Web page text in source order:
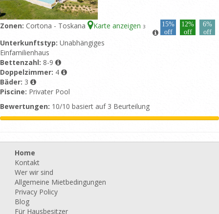
Zonen: Cortona - Toskana Karte anzeigen 3
15%
off
12%
off
6%
off
Unterkunftstyp: Unabhängiges
Einfamilienhaus
Bettenzahl: 8-9
Doppelzimmer: 4
Bäder: 3
Piscine: Privater Pool
Bewertungen: 10/10 basiert auf 3 Beurteilung
Home
Kontakt
Wer wir sind
Allgemeine Mietbedingungen
Privacy Policy
Blog
Für Hausbesitzer